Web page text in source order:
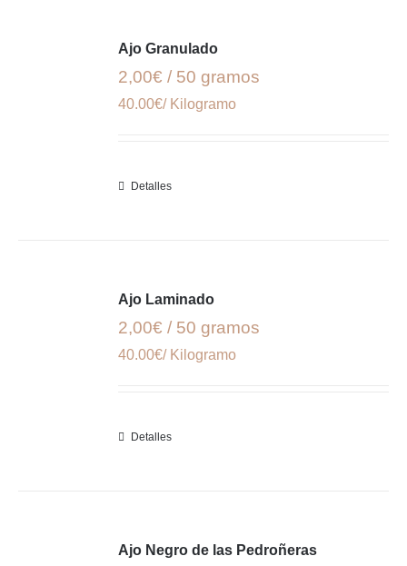
Ajo Granulado
2,00€ / 50 gramos
40.00€/ Kilogramo
Detalles
Ajo Laminado
2,00€ / 50 gramos
40.00€/ Kilogramo
Detalles
Ajo Negro de las Pedroñeras